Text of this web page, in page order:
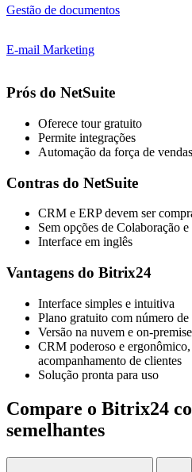
Gestão de documentos
E-mail Marketing
Prós do NetSuite
Oferece tour gratuito
Permite integrações
Automação da força de vendas
Contras do NetSuite
CRM e ERP devem ser
Sem opções de Colaboração e
Interface em inglês
Vantagens do Bitrix24
Interface simples e intuitiva
Plano gratuito com número
Versão na nuvem e on-premise
CRM poderoso e
acompanhamento de clientes
Solução pronta para uso
Compare o Bitrix24
semelhantes